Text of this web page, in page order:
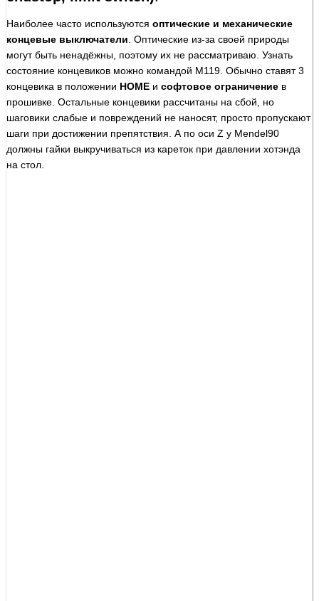
Наиболее часто используются оптические и механические
концевые выключатели . Оптические из-за своей природы
могут быть ненадёжны, поэтому их не рассматриваю. Узнать
состояние концевиков можно командой M119. Обычно ставят 3
концевика в положении HOME и софтовое ограничение в
прошивке. Остальные концевики рассчитаны на сбой, но
шаговики слабые и повреждений не наносят, просто пропускают
шаги при достижении препятствия. А по оси Z у Mendel90
должны гайки выкручиваться из кареток при давлении хотэнда
на стол.